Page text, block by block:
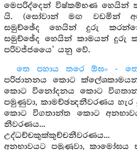
මෙපරිද්දෙන් විෂ්කම්භණ හෙයින්
යි. (සෝවාන් මඟ වඩමින්
සමුච්ඡේද හෙයින් දුරු
සමුච්ඡේද හෙයින් කාමයන් දුරු
පරිවජ්ජයෛ’ යනු වේ.
තෙ පහාය තරෙ ඕඝං -
පරිජානනය කොට
කොට විනෝදනය කොට
පමුණුවා, කාමච්ඡන්‍දනීවරණය
කොට විගතාන්ත කොට
නීවරණය...
උද්ධච්චකුක්කුච්චනීවරණය...
අනභාවයට පමුණුවා, කාමෝඝය